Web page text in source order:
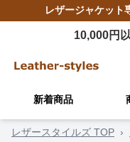
レザージャケット
10,000円
新着商品
レザースタイルズ TOP ›